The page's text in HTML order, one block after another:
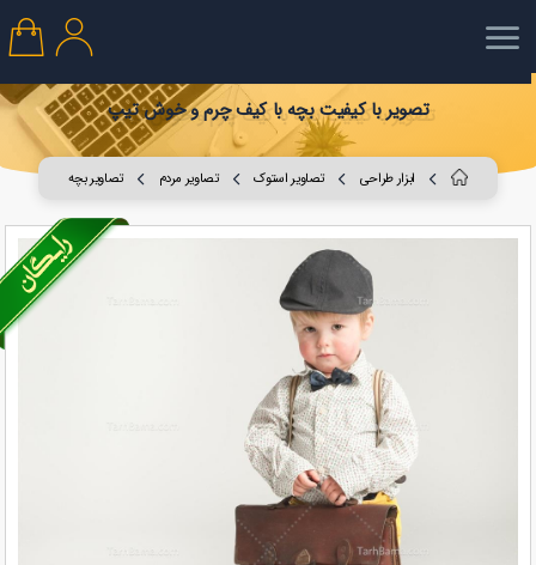
تصویر با کیفیت بچه با کیف چرم و خوش تیپ
ابزار طراحی تصاویر استوک تصاویر مردم تصاویر بچه